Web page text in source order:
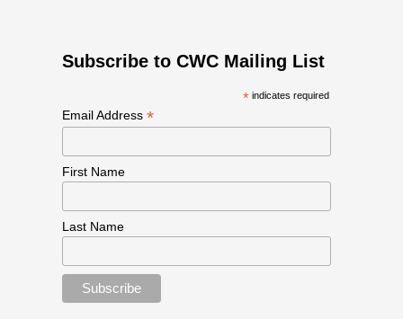
Subscribe to CWC Mailing List
*indicates required
Email Address *
First Name
Last Name